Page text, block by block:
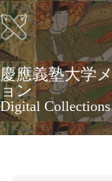
メ
イ
ン
コ
ン
テ
ン
ツ
に
慶應義塾大学
ョン
Digital